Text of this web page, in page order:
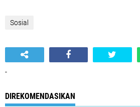
Sosial
-
DIREKOMENDASIKAN